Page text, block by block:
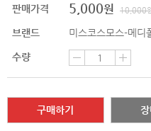
판매가격 5,000원 10,000
브랜드 미스코스모스-메디
수량
구매하기